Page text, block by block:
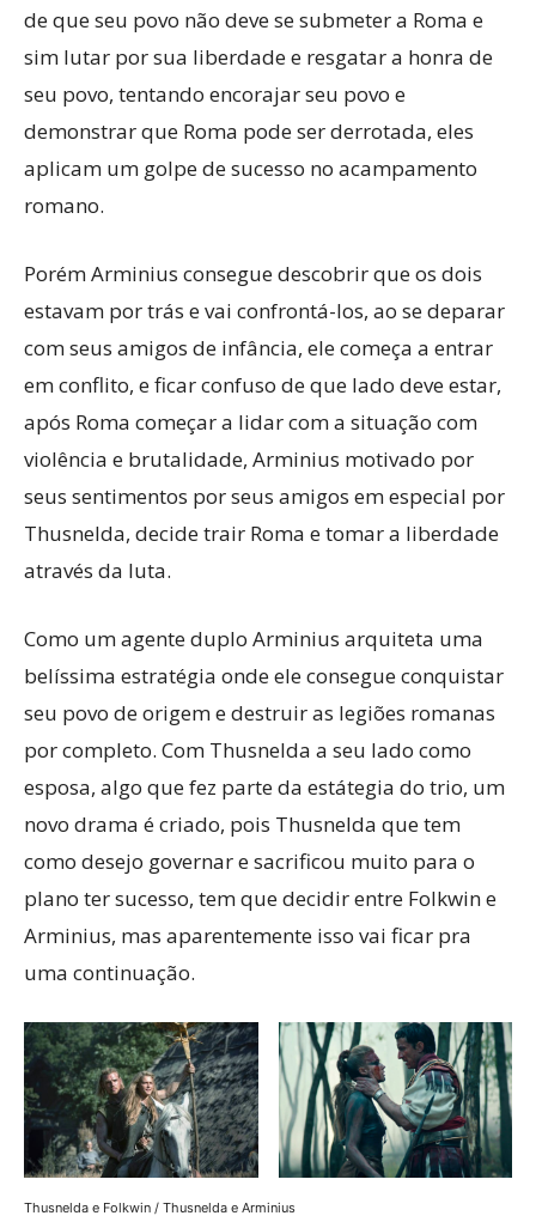
de que seu povo não deve se submeter a Roma e
sim lutar por sua liberdade e resgatar a honra de
seu povo, tentando encorajar seu povo e
demonstrar que Roma pode ser derrotada, eles
aplicam um golpe de sucesso no acampamento
romano.
Porém Arminius consegue descobrir que os dois
estavam por trás e vai confrontá-los, ao se deparar
com seus amigos de infância, ele começa a entrar
em conflito, e ficar confuso de que lado deve estar,
após Roma começar a lidar com a situação com
violência e brutalidade, Arminius motivado por
seus sentimentos por seus amigos em especial por
Thusnelda, decide trair Roma e tomar a liberdade
através da luta.
Como um agente duplo Arminius arquiteta uma
belíssima estratégia onde ele consegue conquistar
seu povo de origem e destruir as legiões romanas
por completo. Com Thusnelda a seu lado como
esposa, algo que fez parte da estátegia do trio, um
novo drama é criado, pois Thusnelda que tem
como desejo governar e sacrificou muito para o
plano ter sucesso, tem que decidir entre Folkwin e
Arminius, mas aparentemente isso vai ficar pra
uma continuação.
Thusnelda e Folkwin / Thusnelda e Arminius